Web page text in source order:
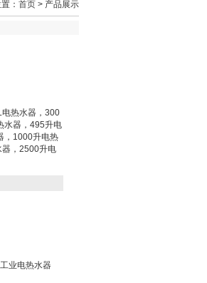
： 首页 > 产品展示
热水器，300
水器，495升电
，1000升电热
，2500升电
业电热水器